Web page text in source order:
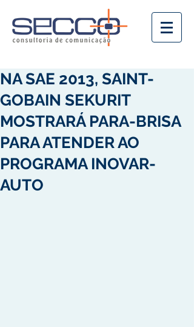
NA SAE 2013, SAINT-
GOBAIN SEKURIT
MOSTRARÁ PARA-BRISA
PARA ATENDER AO
PROGRAMA INOVAR-
AUTO